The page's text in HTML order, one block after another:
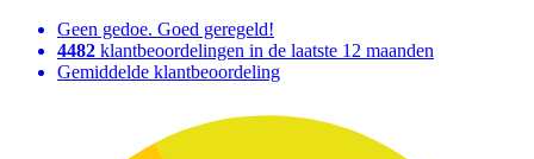
Geen gedoe. Goed geregeld!
4482 klantbeoordelingen in de laatste 12 maanden
Gemiddelde klantbeoordeling